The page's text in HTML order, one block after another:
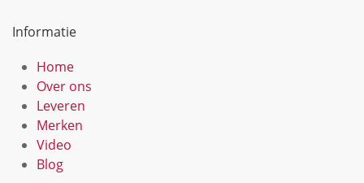
Informatie
Home
Over ons
Leveren
Merken
Video
Blog